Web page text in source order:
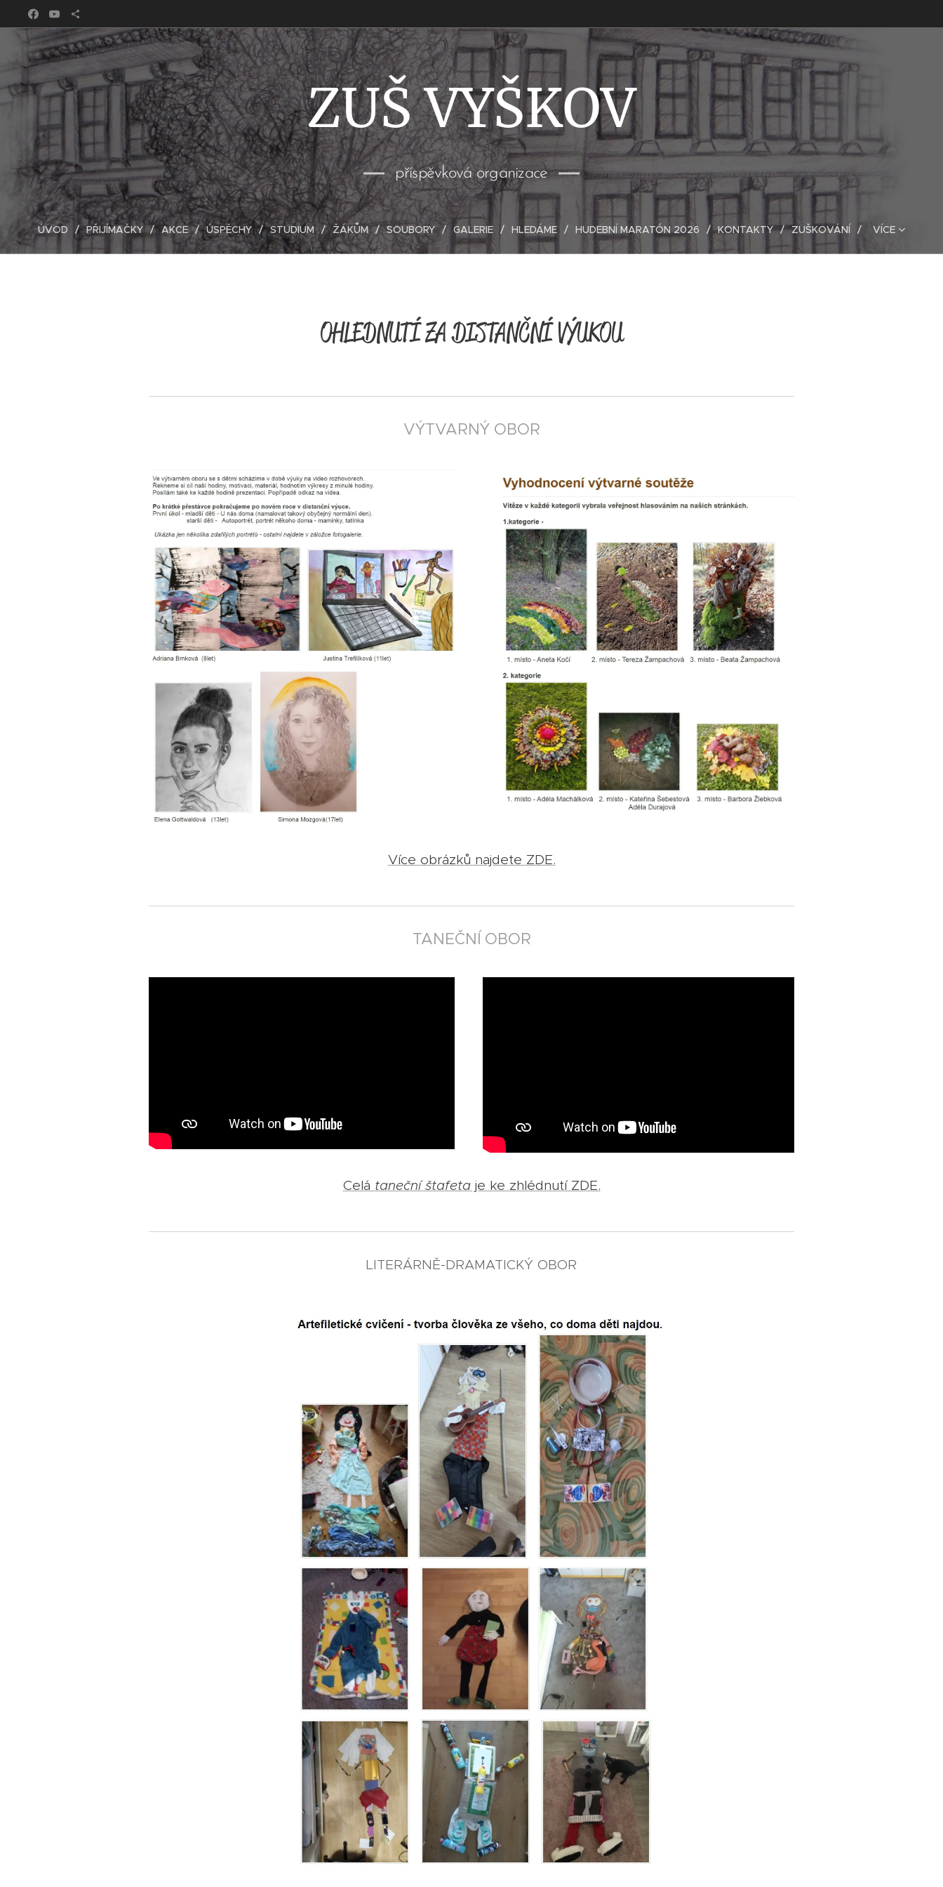
ZUŠ VYŠKOV
příspěvková organizace
ÚVOD PŘIJÍMAČKY AKCE ÚSPĚCHY STUDIUM ŽÁKŮM SOUBORY GALERIE HLEDÁME HUDEBNÍ MARATÓN 2026 KONTAKTY ZUŠKOVÁNÍ VÍCE
OHLEDNUTÍ ZA DISTANČNÍ VÝUKOU
VÝTVARNÝ OBOR
Více obrázků najdete ZDE.
TANEČNÍ OBOR
Celá taneční štafetaje ke zhlédnutí ZDE.
LITERÁRNĚ-DRAMATICKÝ OBOR